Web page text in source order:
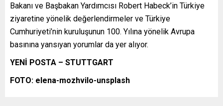
Bakanı ve Başbakan Yardımcısı Robert Habeck’in Türkiye
ziyaretine yönelik değerlendirmeler ve Türkiye
Cumhuriyeti’nin kuruluşunun 100. Yılına yönelik Avrupa
basınına yansıyan yorumlar da yer alıyor.
YENİ POSTA – STUTTGART
FOTO: elena-mozhvilo-unsplash